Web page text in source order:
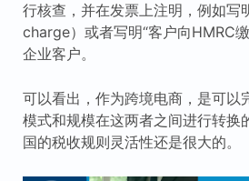
行核查，并在发票上注明，例如写
charge）或者写明“客户向HMRC
企业客户。
可以看出，作为跨境电商，是可以
模式和规模在这两者之间进行转换
国的税收规则灵活性还是很大的。